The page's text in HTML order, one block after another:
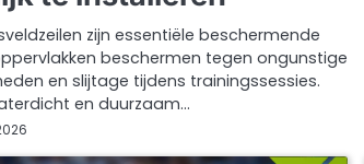
zijn essentiële beschermende
beschermen tegen ongunstige
en slijtage tijdens trainingssessies.
en duurzaam…